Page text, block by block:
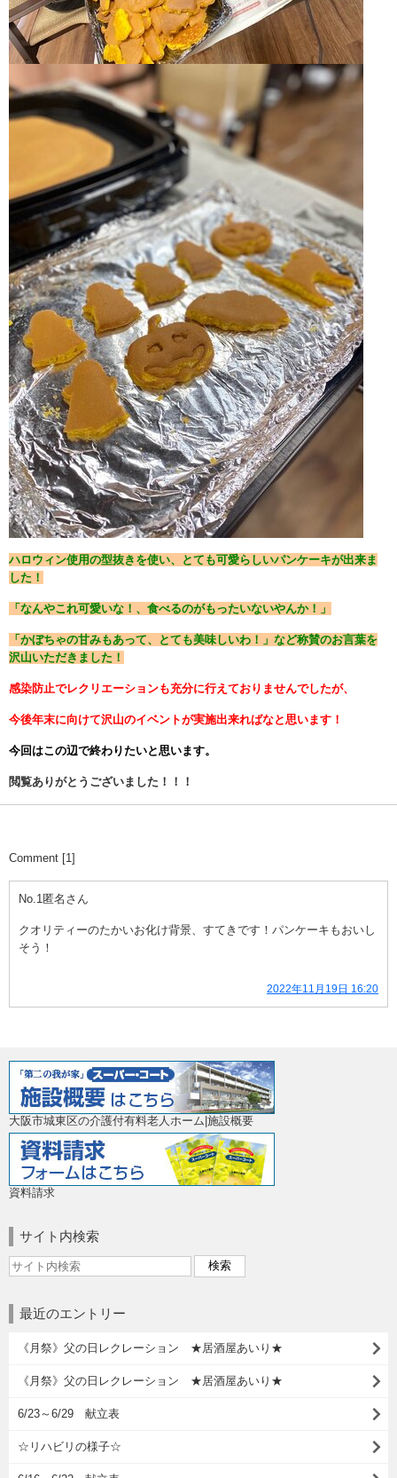
ハロウィン使用の型抜きを使い、とても可愛らしいパンケーキが出来ま
した！
「なんやこれ可愛いな！、食べるのがもったいないやんか！」
「かぼちゃの甘みもあって、とても美味しいわ！」など称賛のお言葉を
沢山いただきました！
感染防止でレクリエーションも充分に行えておりませんでしたが、
今後年末に向けて沢山のイベントが実施出来ればなと思います！
今回はこの辺で終わりたいと思います。
閲覧ありがとうございました！！！
Comment [1]
No.1匿名 さん
クオリティーのたかいお化け背景、すてきです！パンケーキもおいし
そう！
2022年11月19日 16:20
大阪市城東区の介護付有料老人ホーム|施設概要
資料請求
サイト内検索
最近のエントリー
《月祭》父の日レクレーション ★居酒屋あいり★
《月祭》父の日レクレーション ★居酒屋あいり★
6/23～6/29 献立表
☆リハビリの様子☆